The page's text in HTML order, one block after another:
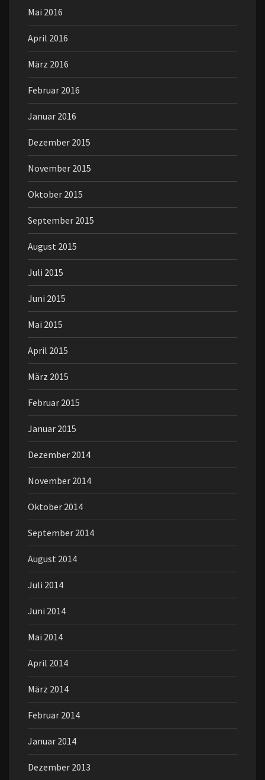
Mai 2016
April 2016
März 2016
Februar 2016
Januar 2016
Dezember 2015
November 2015
Oktober 2015
September 2015
August 2015
Juli 2015
Juni 2015
Mai 2015
April 2015
März 2015
Februar 2015
Januar 2015
Dezember 2014
November 2014
Oktober 2014
September 2014
August 2014
Juli 2014
Juni 2014
Mai 2014
April 2014
März 2014
Februar 2014
Januar 2014
Dezember 2013